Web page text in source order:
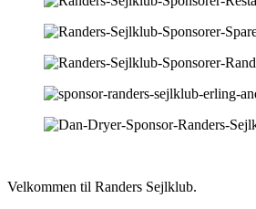
Velkommen til Randers Sejlklub.